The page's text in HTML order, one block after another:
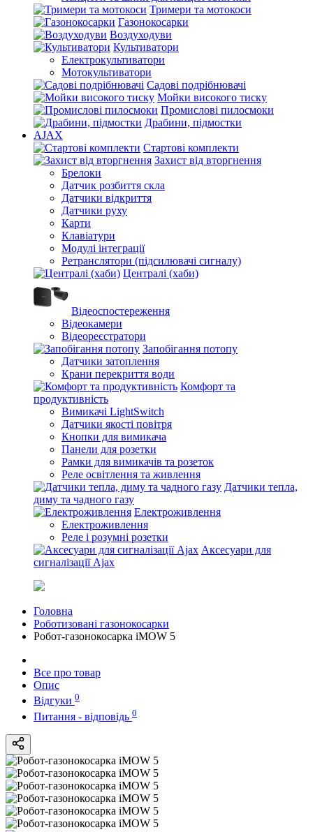
Тримери та мотокоси
Газонокосарки
Воздуходуви
Культиватори
Електрокультиватори
Мотокультиватори
Садові подрібнювачі
Мойки високого тиску
Промислові пилосмоки
Драбини, підмостки
AJAX
Стартові комплекти
Захист від вторгнення
Брелоки
Датчик розбиття скла
Датчики відкриття
Датчики руху
Карти
Клавіатури
Модулі інтеграції
Ретранслятори (підсилювачі сигналу)
Централі (хаби)
Відеоспостереження
Відеокамери
Відеореєстратори
Запобігання потопу
Датчики затоплення
Крани перекриття води
Комфорт та
продуктивність
Вимикачі LightSwitch
Датчики якості повітря
Кнопки для вимикача
Панели для розетки
Рамки для вимикачів та розеток
Реле освітлення та живлення
Датчики тепла,
диму та чадного газу
Електроживлення
Електроживлення
Реле і розумні розетки
Аксесуари для
сигналізації Ajax
Головна
Роботизовані газонокосарки
Робот-газонокосарка iMOW 5
Все про товар
Опис
Відгуки 0
Питання - відповідь 0